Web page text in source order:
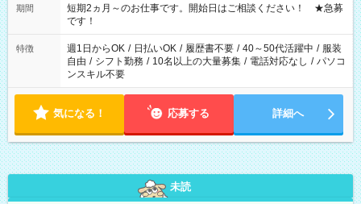
い」など ご希望にあったお仕事をご案内いたします。 ※未経験
の方の場合は1～2ヶ月間は日中での仕事を経験いただき、 お
仕事に慣れてからの夜勤になります。 ★家庭の都合でお休みが
必要な場合も遠慮なくご相談ください。
期間
短期2ヵ月～のお仕事です。開始日はご相談ください！ ★急募
です！
特徴 週1日からOK / 日払いOK / 履歴書不要 / 40～50代活躍中 / 服装
自由 / シフト勤務 / 10名以上の大量募集 / 電話対応なし / パソコ
ンスキル不要
気になる！ 応募する 詳細へ
未読